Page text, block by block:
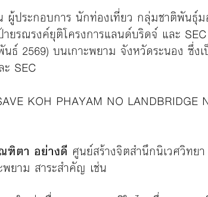
ประกอบการ นักท่องเที่ยว กลุ่มชาติพันธุ์
ยรณรงค์ยุติโครงการแลนด์บริดจ์ และ
2569) บนเกาะพยาม จังหวัดระนอง ซึ่ง
SEC
KOH PHAYAM NO
ตา อย่างดี ศูนย์สร้างจิตสำนึกนิเวศวิทย
ยาม สาระสำคัญ เช่น